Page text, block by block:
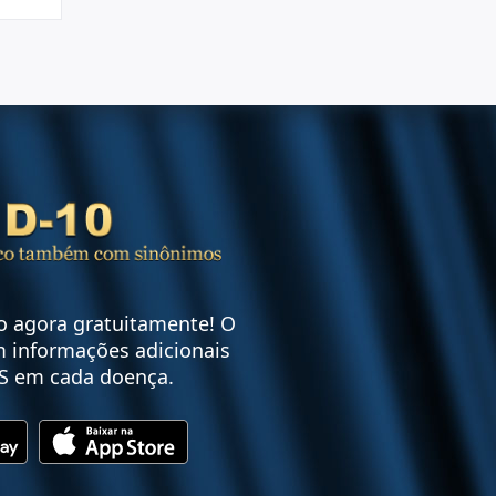
agora gratuitamente! O
informações adicionais
em cada doença.